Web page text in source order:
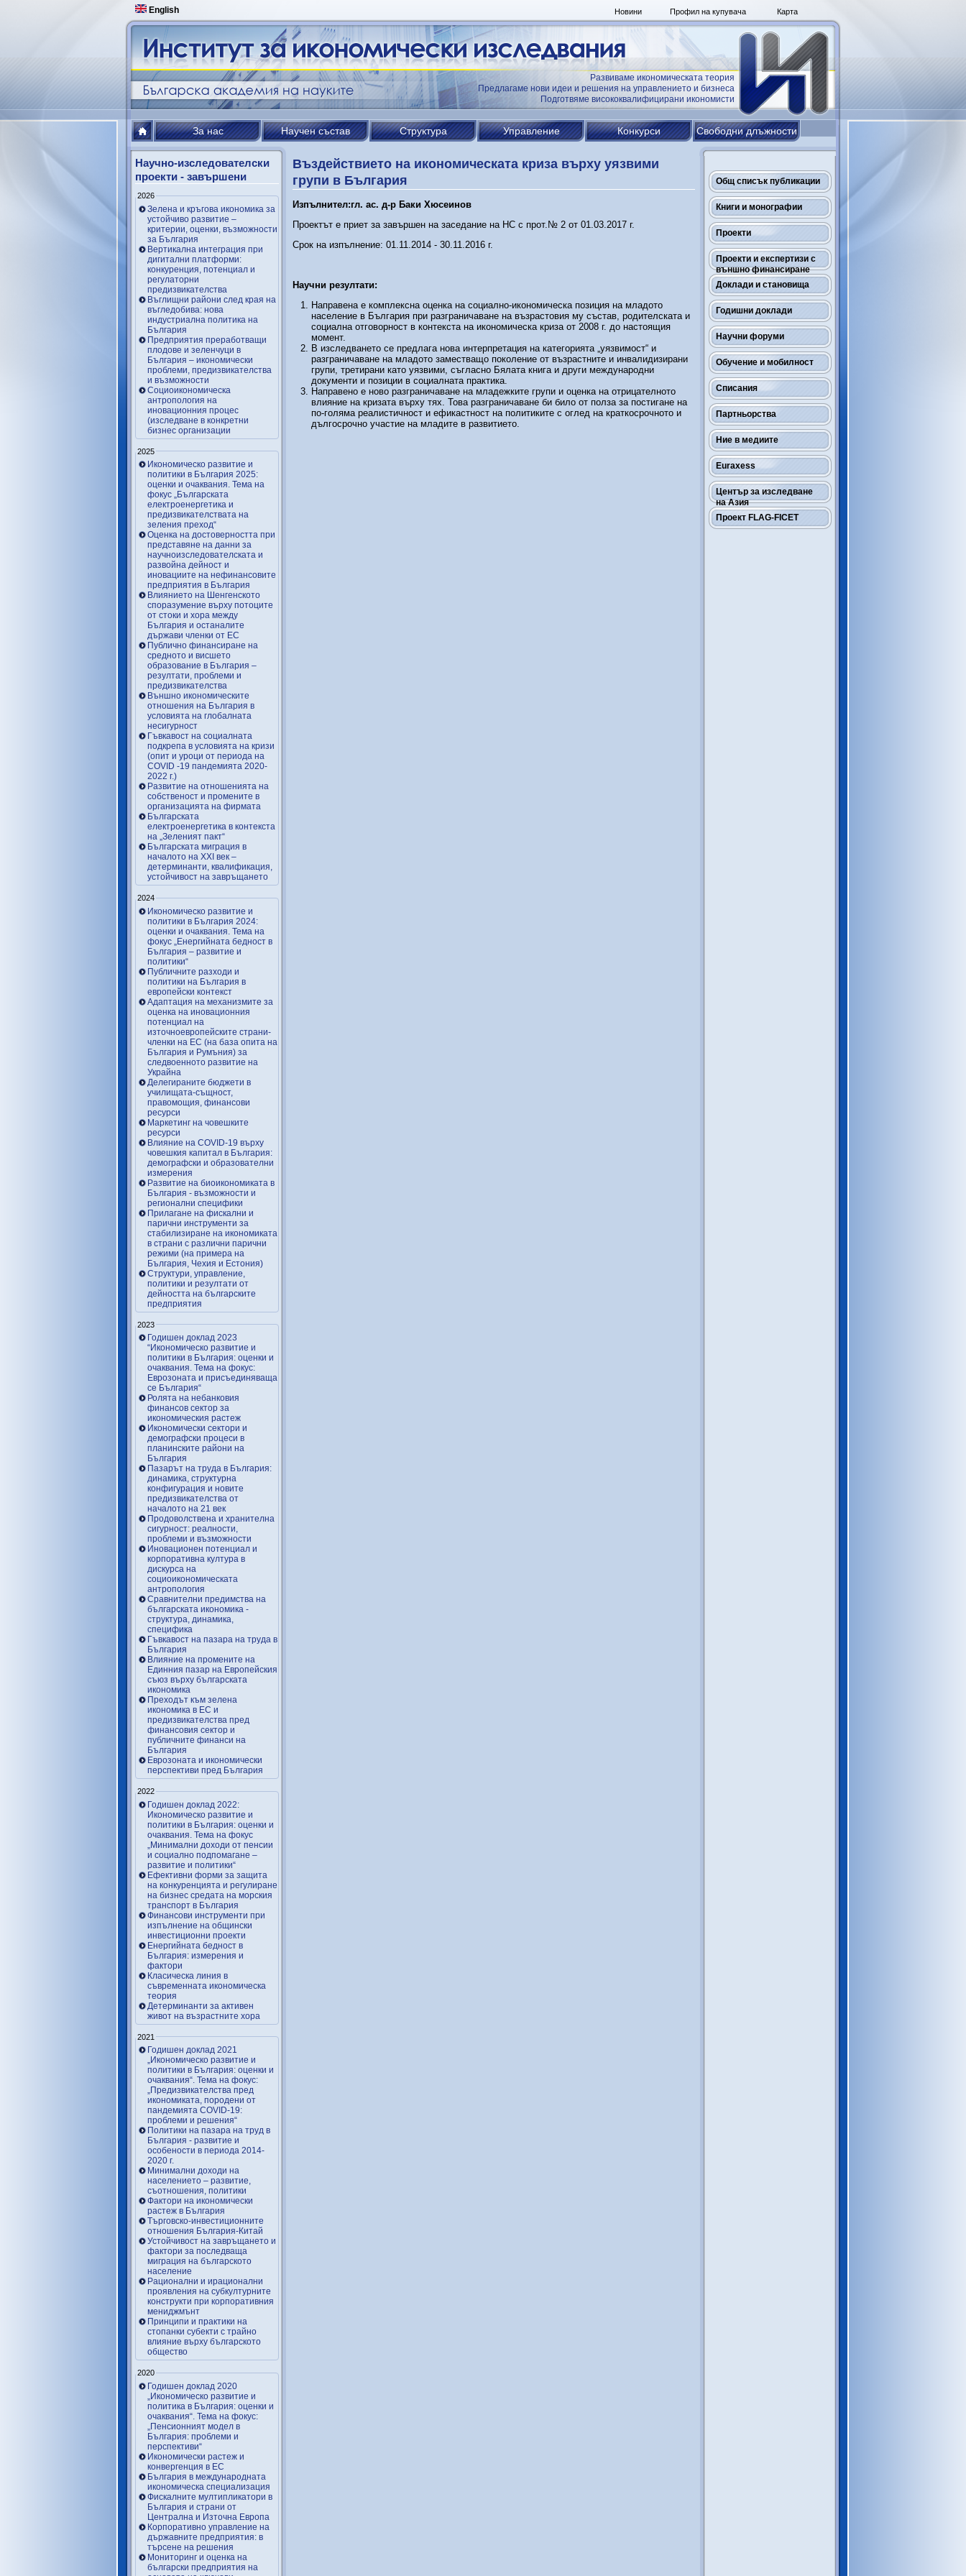
English Карта
Профил на купувача
Новини
Развиваме икономическата теория
Предлагаме нови идеи и решения на управлението и бизнеса
Подготвяме висококвалифицирани икономисти
За нас Научен състав Структура Управление Конкурси Свободни длъжности
Общ списък публикации
Книги и монографии
Проекти
Проекти и експертизи с
външно финансиране
Доклади и становища
Годишни доклади
Научни форуми
Обучение и мобилност
Списания
Партньорства
Ние в медиите
Euraxess
Център за изследване
на Азия
Проект FLAG-FICET
Научно-изследователски
проекти - завършени
2026
Зелена и кръгова икономика за
устойчиво развитие –
критерии, оценки, възможности
за България
Вертикална интеграция при
дигитални платформи:
конкуренция, потенциал и
регулаторни
предизвикателства
Въглищни райони след края на
въгледобива: нова
индустриална политика на
България
Предприятия преработващи
плодове и зеленчуци в
България – икономически
проблеми, предизвикателства
и възможности
Социоикономическа
антропология на
иновационния процес
(изследване в конкретни
бизнес организации
2025
Икономическо развитие и
политики в България 2025:
оценки и очаквания. Тема на
фокус „Българската
електроенергетика и
предизвикателствата на
зеления преход“
Оценка на достоверността при
представяне на данни за
научноизследователската и
развойна дейност и
иновациите на нефинансовите
предприятия в България
Влиянието на Шенгенското
споразумение върху потоците
от стоки и хора между
България и останалите
държави членки от ЕС
Публично финансиране на
средното и висшето
образование в България –
резултати, проблеми и
предизвикателства
Външно икономическите
отношения на България в
условията на глобалната
несигурност
Гъвкавост на социалната
подкрепа в условията на кризи
(опит и уроци от периода на
COVID -19 пандемията 2020-
2022 г.)
Развитие на отношенията на
собственост и промените в
организацията на фирмата
Българската
електроенергетика в контекста
на „Зеленият пакт“
Българската миграция в
началото на ХХІ век –
детерминанти, квалификация,
устойчивост на завръщането
2024
Икономическо развитие и
политики в България 2024:
оценки и очаквания. Тема на
фокус „Енергийната бедност в
България – развитие и
политики“
Публичните разходи и
политики на България в
европейски контекст
Адаптация на механизмите за
оценка на иновационния
потенциал на
източноевропейските страни-
членки на ЕС (на база опита на
България и Румъния) за
следвоенното развитие на
Украйна
Делегираните бюджети в
училищата-същност,
правомощия, финансови
ресурси
Маркетинг на човешките
ресурси
Влияние на COVID-19 върху
човешкия капитал в България:
демографски и образователни
измерения
Развитие на биоикономиката в
България - възможности и
регионални специфики
Прилагане на фискални и
парични инструменти за
стабилизиране на икономиката
в страни с различни парични
режими (на примера на
България, Чехия и Естония)
Структури, управление,
политики и резултати от
дейността на българските
предприятия
2023
Годишен доклад 2023
“Икономическо развитие и
политики в България: оценки и
очаквания. Тема на фокус:
Еврозоната и присъединяваща
се България“
Ролята на небанковия
финансов сектор за
икономическия растеж
Икономически сектори и
демографски процеси в
планинските райони на
България
Пазарът на труда в България:
динамика, структурна
конфигурация и новите
предизвикателства от
началото на 21 век
Продоволствена и хранителна
сигурност: реалности,
проблеми и възможности
Иновационен потенциал и
корпоративна култура в
дискурса на
социоикономическата
антропология
Сравнителни предимства на
българската икономика -
структура, динамика,
специфика
Гъвкавост на пазара на труда в
България
Влияние на промените на
Единния пазар на Европейския
съюз върху българската
икономика
Преходът към зелена
икономика в ЕС и
предизвикателства пред
финансовия сектор и
публичните финанси на
България
Еврозоната и икономически
перспективи пред България
2022
Годишен доклад 2022:
Икономическо развитие и
политики в България: оценки и
очаквания. Тема на фокус
„Минимални доходи от пенсии
и социално подпомагане –
развитие и политики“
Ефективни форми за защита
на конкуренцията и регулиране
на бизнес средата на морския
транспорт в България
Финансови инструменти при
изпълнение на общински
инвестиционни проекти
Енергийната бедност в
България: измерения и
фактори
Класическа линия в
съвременната икономическа
теория
Детерминанти за активен
живот на възрастните хора
2021
Годишен доклад 2021
„Икономическо развитие и
политики в България: оценки и
очаквания“. Тема на фокус:
„Предизвикателства пред
икономиката, породени от
пандемията COVID-19:
проблеми и решения“
Политики на пазара на труд в
България - развитие и
особености в периода 2014-
2020 г.
Минимални доходи на
населението – развитие,
съотношения, политики
Фактори на икономически
растеж в България
Търговско-инвестиционните
отношения България-Китай
Устойчивост на завръщането и
фактори за последваща
миграция на българското
население
Рационални и ирационални
проявления на субкултурните
конструкти при корпоративния
мениджмънт
Принципи и практики на
стопанки субекти с трайно
влияние върху българското
общество
2020
Годишен доклад 2020
„Икономическо развитие и
политика в България: оценки и
очаквания“. Тема на фокус:
„Пенсионният модел в
България: проблеми и
перспективи“
Икономически растеж и
конвергенция в ЕС
България в международната
икономическа специализация
Фискалните мултипликатори в
България и страни от
Централна и Източна Европа
Корпоративно управление на
държавните предприятия: в
търсене на решения
Мониторинг и оценка на
български предприятия на
Въздействието на икономическата криза върху уязвими
групи в България
Изпълнител:гл. ас. д-р Баки Хюсеинов
Проектът е приет за завършен на заседание на НС с прот.№ 2 от 01.03.2017 г.
Срок на изпълнение: 01.11.2014 - 30.11.2016 г.
Научни резултати:
Направена е комплексна оценка на социално-икономическа позиция на младото
население в България при разграничаване на възрастовия му състав, родителската и
социална отговорност в контекста на икономическа криза от 2008 г. до настоящия
момент.
В изследването се предлага нова интерпретация на категорията „уязвимост“ и
разграничаване на младото заместващо поколение от възрастните и инвалидизирани
групи, третирани като уязвими, съгласно Бялата книга и други международни
документи и позиции в социалната практика.
Направено е ново разграничаване на младежките групи и оценка на отрицателното
влияние на кризата върху тях. Това разграничаване би било от полза за постигане на
по-голяма реалистичност и ефикастност на политиките с оглед на краткосрочното и
дългосрочно участие на младите в развитието.